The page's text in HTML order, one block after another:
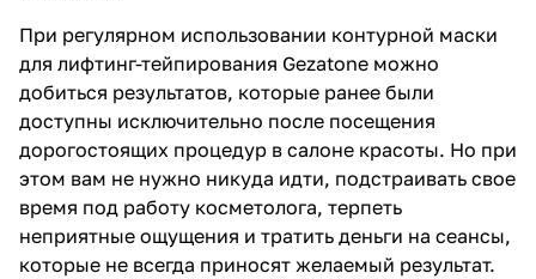
При регулярном использовании контурной маски
для лифтинг-тейпирования Gezatone можно
добиться результатов, которые ранее были
доступны исключительно после посещения
дорогостоящих процедур в салоне красоты. Но при
этом вам не нужно никуда идти, подстраивать свое
время под работу косметолога, терпеть
неприятные ощущения и тратить деньги на сеансы,
которые не всегда приносят желаемый результат.